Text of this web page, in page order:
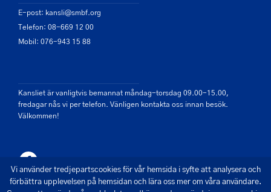
E-post: kansli@smbf.org
Telefon: 08-669 12 00
Mobil: 076-943 15 88
Kansliet är vanligtvis bemannat måndag-torsdag 09.00-15.00,
fredagar nås vi per telefon. Vänligen kontakta oss innan besök.
Välkommen!
Vi använder tredjepartscookies för vår hemsida i syfte att analysera och
förbättra upplevelsen på hemsidan och lära oss mer om våra användare.